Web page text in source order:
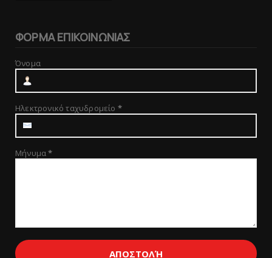
ΦΟΡΜΑ ΕΠΙΚΟΙΝΩΝΙΑΣ
Όνομα
Ηλεκτρονικό ταχυδρομείο *
Μήνυμα*